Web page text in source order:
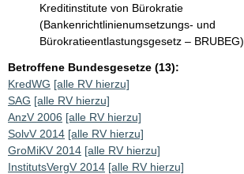
Kreditinstitute von Bürokratie
(Bankenrichtlinienumsetzungs- und
Bürokratieentlastungsgesetz – BRUBEG)
Betroffene Bundesgesetze (13):
KredWG [alle RV hierzu]
SAG [alle RV hierzu]
AnzV 2006 [alle RV hierzu]
SolvV 2014 [alle RV hierzu]
GroMiKV 2014 [alle RV hierzu]
InstitutsVergV 2014 [alle RV hierzu]